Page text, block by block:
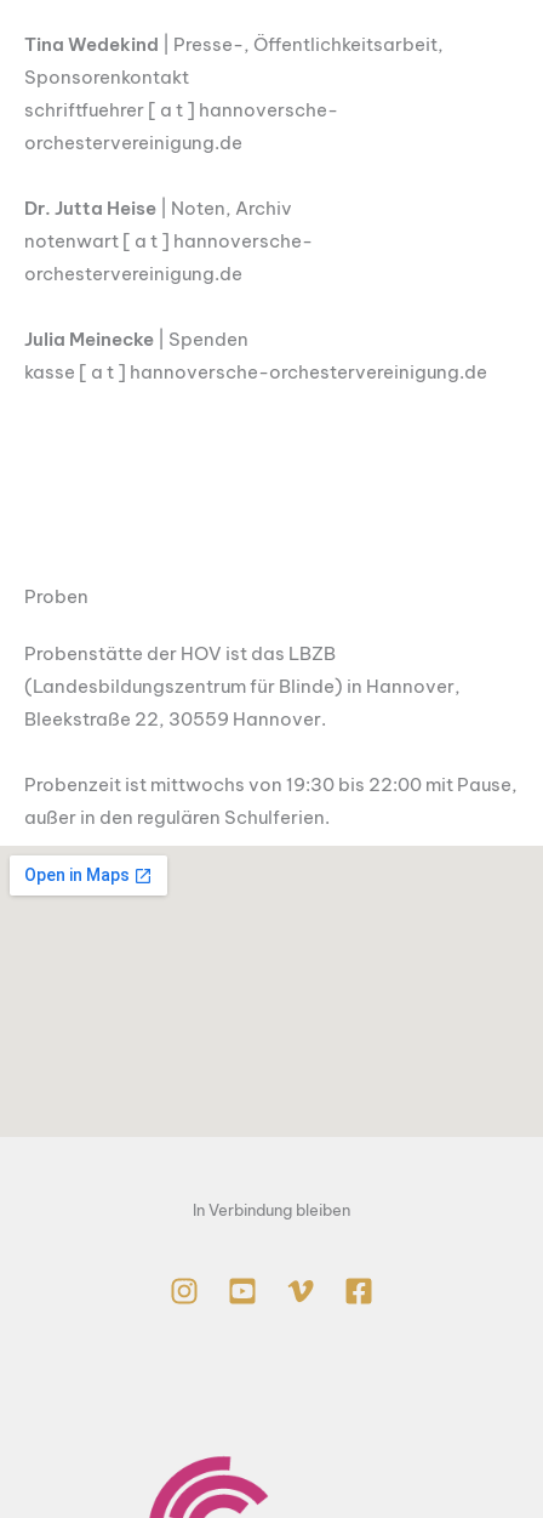
Tina Wedekind | Presse-, Öffentlichkeitsarbeit,
Sponsorenkontakt
schriftfuehrer [ a t ] hannoversche-
orchestervereinigung.de
Dr. Jutta Heise | Noten, Archiv
notenwart [ a t ] hannoversche-
orchestervereinigung.de
Julia Meinecke | Spenden
kasse [ a t ] hannoversche-orchestervereinigung.de
Proben
Probenstätte der HOV ist das LBZB
(Landesbildungszentrum für Blinde) in Hannover,
Bleekstraße 22, 30559 Hannover.
Probenzeit ist mittwochs von 19:30 bis 22:00 mit Pause,
außer in den regulären Schulferien.
In Verbindung bleiben